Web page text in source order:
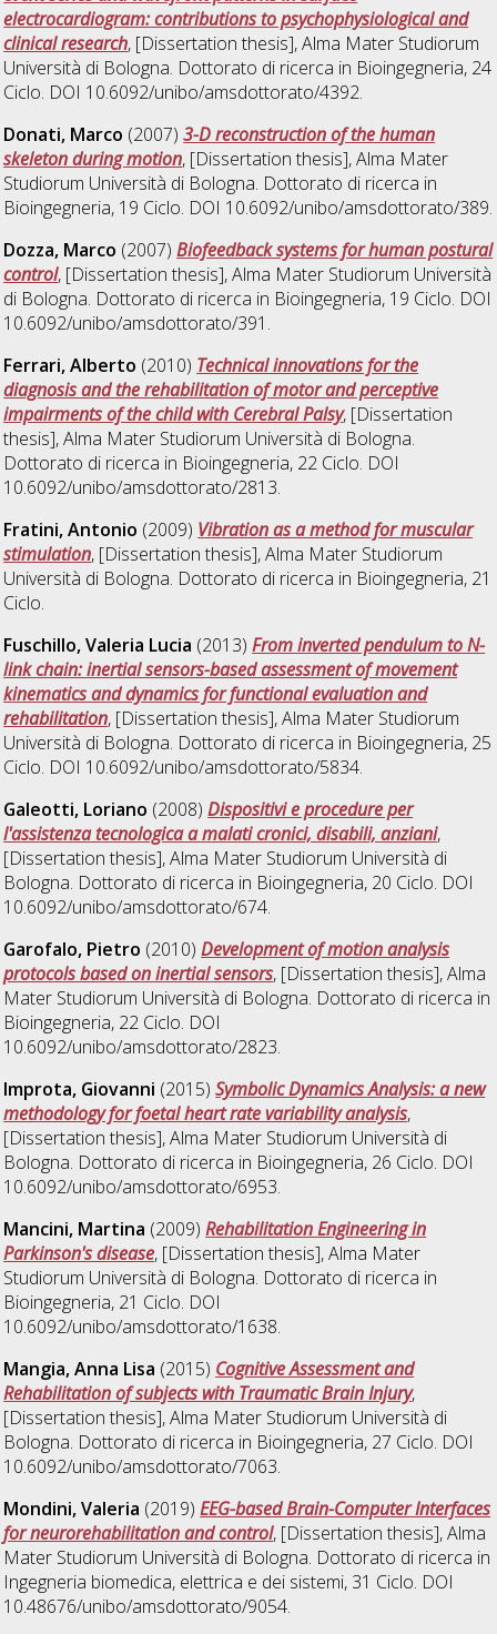
electrocardiogram: contributions to psychophysiological and
clinical research, [Dissertation thesis], Alma Mater Studiorum
Università di Bologna. Dottorato di ricerca in Bioingegneria, 24
Ciclo. DOI 10.6092/unibo/amsdottorato/4392.
Donati, Marco (2007)3-D reconstruction of the human
skeleton during motion, [Dissertation thesis], Alma Mater
Studiorum Università di Bologna. Dottorato di ricerca in
Bioingegneria, 19 Ciclo. DOI 10.6092/unibo/amsdottorato/389.
Dozza, Marco (2007)Biofeedback systems for human postural
control, [Dissertation thesis], Alma Mater Studiorum Università
di Bologna. Dottorato di ricerca in Bioingegneria, 19 Ciclo. DOI
10.6092/unibo/amsdottorato/391.
Ferrari, Alberto (2010) Technical innovations for the
diagnosis and the rehabilitation of motor and perceptive
impairments of the child with Cerebral Palsy, [Dissertation
thesis], Alma Mater Studiorum Università di Bologna.
Dottorato di ricerca in Bioingegneria, 22 Ciclo. DOI
10.6092/unibo/amsdottorato/2813.
Fratini, Antonio (2009) Vibration as a method for muscular
stimulation, [Dissertation thesis], Alma Mater Studiorum
Università di Bologna. Dottorato di ricerca in Bioingegneria, 21
Ciclo.
Fuschillo, Valeria Lucia (2013)From inverted pendulum to N-
link chain: inertial sensors-based assessment of movement
kinematics and dynamics for functional evaluation and
rehabilitation, [Dissertation thesis], Alma Mater Studiorum
Università di Bologna. Dottorato di ricerca in Bioingegneria, 25
Ciclo. DOI 10.6092/unibo/amsdottorato/5834.
Galeotti, Loriano (2008)Dispositivi e procedure per
l'assistenza tecnologica a malati cronici, disabili, anziani,
[Dissertation thesis], Alma Mater Studiorum Università di
Bologna. Dottorato di ricerca in Bioingegneria, 20 Ciclo. DOI
10.6092/unibo/amsdottorato/674.
Garofalo, Pietro (2010)Development of motion analysis
protocols based on inertial sensors, [Dissertation thesis], Alma
Mater Studiorum Università di Bologna. Dottorato di ricerca in
Bioingegneria, 22 Ciclo. DOI
10.6092/unibo/amsdottorato/2823.
Improta, Giovanni (2015)Symbolic Dynamics Analysis: a new
methodology for foetal heart rate variability analysis,
[Dissertation thesis], Alma Mater Studiorum Università di
Bologna. Dottorato di ricerca in Bioingegneria, 26 Ciclo. DOI
10.6092/unibo/amsdottorato/6953.
Mancini, Martina (2009)Rehabilitation Engineering in
Parkinson's disease, [Dissertation thesis], Alma Mater
Studiorum Università di Bologna. Dottorato di ricerca in
Bioingegneria, 21 Ciclo. DOI
10.6092/unibo/amsdottorato/1638.
Mangia, Anna Lisa (2015) Cognitive Assessment and
Rehabilitation of subjects with Traumatic Brain Injury,
[Dissertation thesis], Alma Mater Studiorum Università di
Bologna. Dottorato di ricerca in Bioingegneria, 27 Ciclo. DOI
10.6092/unibo/amsdottorato/7063.
Mondini, Valeria (2019)EEG-based Brain-Computer Interfaces
for neurorehabilitation and control, [Dissertation thesis], Alma
Mater Studiorum Università di Bologna. Dottorato di ricerca in
Ingegneria biomedica, elettrica e dei sistemi, 31 Ciclo. DOI
10.48676/unibo/amsdottorato/9054.